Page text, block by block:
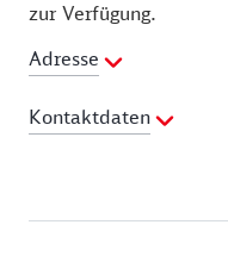
zur Verfügung.
Adresse
Kontaktdaten